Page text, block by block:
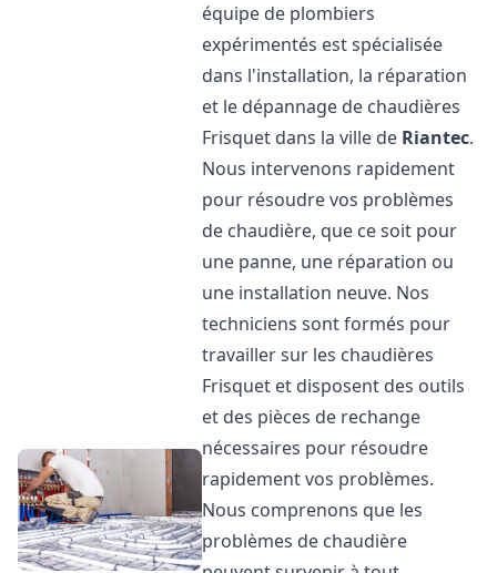
équipe de plombiers
expérimentés est spécialisée
dans l'installation, la réparation
et le dépannage de chaudières
Frisquet dans la ville de Riantec.
Nous intervenons rapidement
pour résoudre vos problèmes
de chaudière, que ce soit pour
une panne, une réparation ou
une installation neuve. Nos
techniciens sont formés pour
travailler sur les chaudières
Frisquet et disposent des outils
et des pièces de rechange
nécessaires pour résoudre
rapidement vos problèmes.
Nous comprenons que les
problèmes de chaudière